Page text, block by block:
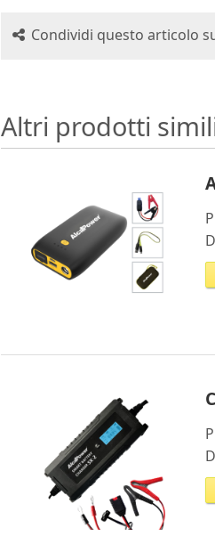
Condividi questo articolo
Altri prodotti